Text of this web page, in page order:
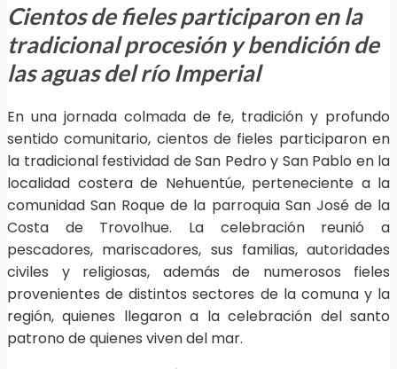
Cientos de fieles participaron en la
tradicional procesión y bendición de
las aguas del río Imperial
En una jornada colmada de fe, tradición y profundo
sentido comunitario, cientos de fieles participaron en
la tradicional festividad de San Pedro y San Pablo en la
localidad costera de Nehuentúe, perteneciente a la
comunidad San Roque de la parroquia San José de la
Costa de Trovolhue. La celebración reunió a
pescadores, mariscadores, sus familias, autoridades
civiles y religiosas, además de numerosos fieles
provenientes de distintos sectores de la comuna y la
región, quienes llegaron a la celebración del santo
patrono de quienes viven del mar.